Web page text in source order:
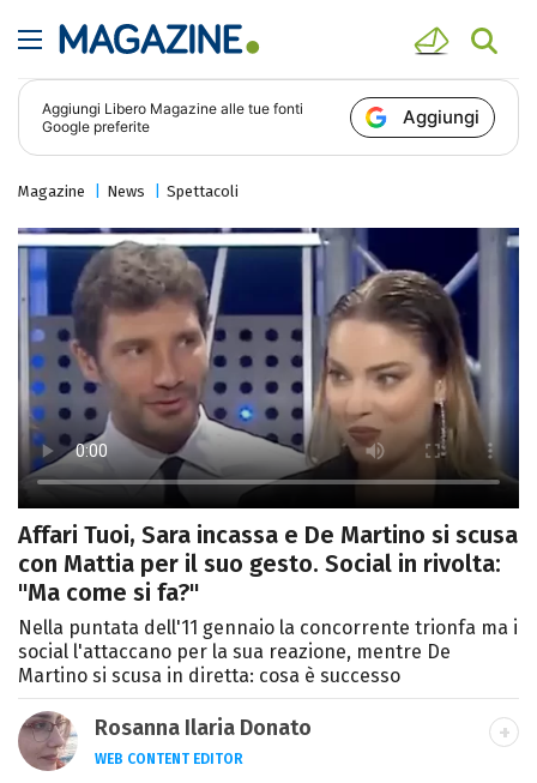
Aggiungi Libero Magazine alle tue fonti
Google preferite
Aggiungi
Magazine News Spettacoli
Affari Tuoi, Sara incassa e De Martino si scusa
con Mattia per il suo gesto. Social in rivolta:
"Ma come si fa?"
Nella puntata dell'11 gennaio la concorrente trionfa ma i
social l'attaccano per la sua reazione, mentre De
Martino si scusa in diretta: cosa è successo
Rosanna Ilaria Donato
WEB CONTENT EDITOR